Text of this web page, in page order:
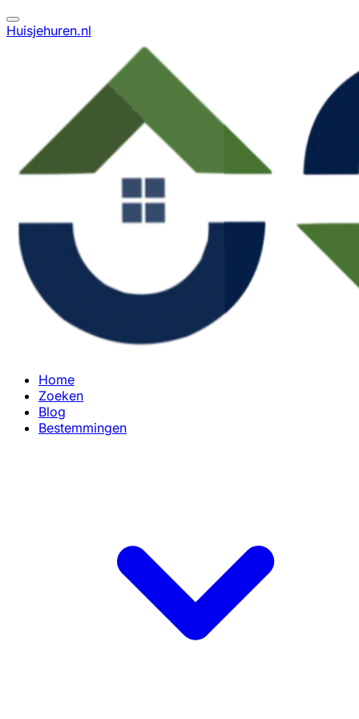
Huisjehuren.nl
Home
Zoeken
Blog
Bestemmingen